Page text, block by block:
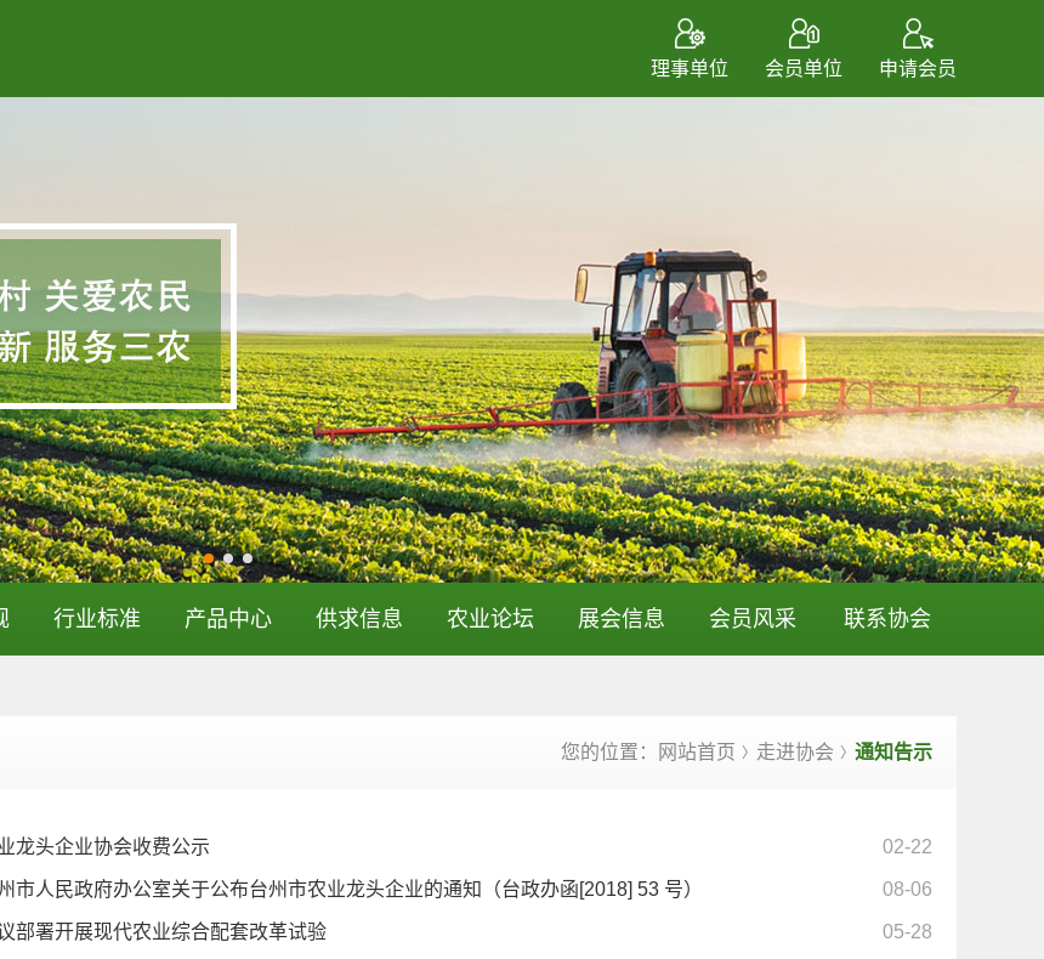
理事单位 会员单位 申请会员
行业标准 产品中心 供求信息 农业论坛 展会信息 会员风采 联系协会
您的位置：网站首页 〉 走进协会 〉 通知告示
龙头企业协会收费公示 02-22
市人民政府办公室关于公布台州市农业龙头企业的通知（台政办函[2018] 53 号） 08-06
部署开展现代农业综合配套改革试验 05-28